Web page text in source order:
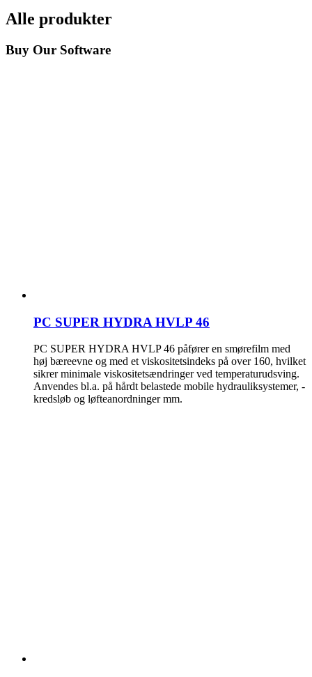
Alle produkter
Buy Our Software
PC SUPER HYDRA HVLP 46
PC SUPER HYDRA HVLP 46 påfører en smørefilm med
høj bæreevne og med et viskositetsindeks på over 160, hvilket
sikrer minimale viskositetsændringer ved temperaturudsving.
Anvendes bl.a. på hårdt belastede mobile hydrauliksystemer, -
kredsløb og løfteanordninger mm.